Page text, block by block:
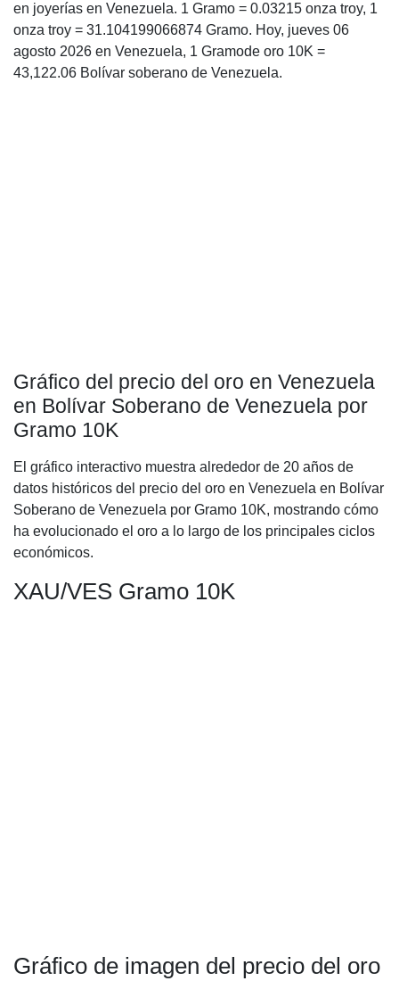
en joyerías en Venezuela. 1 Gramo = 0.03215 onza troy, 1
onza troy = 31.104199066874 Gramo. Hoy, jueves 06
agosto 2026 en Venezuela, 1 Gramode oro 10K =
43,122.06 Bolívar soberano de Venezuela.
Gráfico del precio del oro en Venezuela
en Bolívar Soberano de Venezuela por
Gramo 10K
El gráfico interactivo muestra alrededor de 20 años de
datos históricos del precio del oro en Venezuela en Bolívar
Soberano de Venezuela por Gramo 10K, mostrando cómo
ha evolucionado el oro a lo largo de los principales ciclos
económicos.
XAU/VES Gramo 10K
Gráfico de imagen del precio del oro